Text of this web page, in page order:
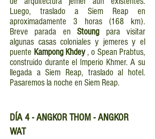
Luego, traslado a Siem Reap en
aproximadamente 3 horas (168 km).
Breve parada enStoung para visitar
algunas casas coloniales y jemeres y el
puente Kampong Khdey, o Spean Prabtus,
construido durante el Imperio Khmer. A su
llegada a Siem Reap, traslado al hotel.
Pasaremos la noche en Siem Reap.
DÍA 4 - ANGKOR THOM - ANGKOR
WAT